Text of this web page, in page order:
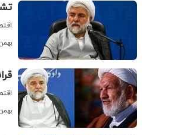
۰۱ بهمن
۰۱ بهمن